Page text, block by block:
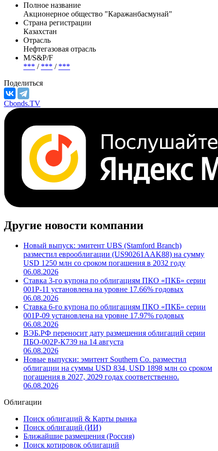
Полное название
Акционерное общество "Каражанбасмунай"
Страна регистрации
Казахстан
Отрасль
Нефтегазовая отрасль
М/S&P/F
*** / *** / ***
Поделиться
Cbonds.TV
Другие новости компании
Новый выпуск: эмитент UBS (Stamford Branch)
разместил еврооблигации (US90261AAK88) на сумму
USD 1250 млн со сроком погашения в 2032 году
06.08.2026
Ставка 3-го купона по облигациям ПКО «ПКБ» серии
001Р-11 установлена на уровне 17.66% годовых
06.08.2026
Ставка 6-го купона по облигациям ПКО «ПКБ» серии
001Р-09 установлена на уровне 17.97% годовых
06.08.2026
ВЭБ.РФ переносит дату размещения облигаций серии
ПБО-002Р-К739 на 14 августа
06.08.2026
Новые выпуски: эмитент Southern Co. разместил
облигации на суммы USD 834, USD 1898 млн со сроком
погашения в 2027, 2029 годах соответственно.
06.08.2026
Облигации
Поиск облигаций & Карты рынка
Поиск облигаций (ИИ)
Ближайшие размещения (Россия)
Поиск котировок облигаций